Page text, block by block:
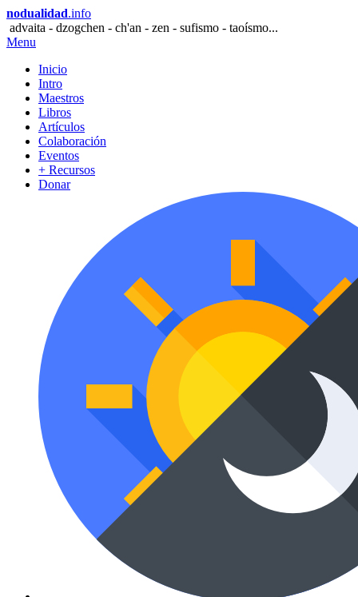
nodualidad.info
advaita - dzogchen - ch'an - zen - sufismo - taoísmo...
Menu
Inicio
Intro
Maestros
Libros
Artículos
Colaboración
Eventos
+ Recursos
Donar